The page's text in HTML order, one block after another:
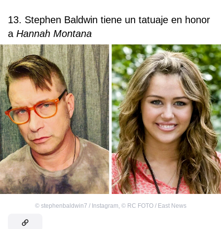
13. Stephen Baldwin tiene un tatuaje en honor
a Hannah Montana
© stephenbaldwin7 / Instagram © RC FOTO / East News